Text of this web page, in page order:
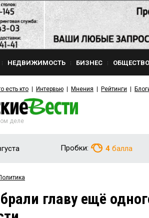
НЕДВИЖИМОСТЬ БИЗНЕС ОБЩЕСТВО
есть кто Интервью Мнения Рейтинги
деле
Пробки: 4 балла
главу ещё